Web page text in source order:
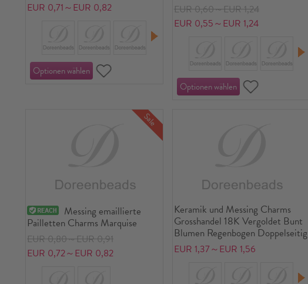
Cabochons 24mm x 20mm
EUR 0,71～EUR 0,82
EUR 0,60～EUR 1,24
EUR 0,55～EUR 1,24
Sale
Messing emaillierte
Pailletten Charms Marquise
EUR 0,80～EUR 0,91
EUR 0,72～EUR 0,82
Keramik und Messing Charms
Grosshandel 18K Vergoldet Bunt
Blumen Regenbogen Doppelseitig
EUR 1,37～EUR 1,56